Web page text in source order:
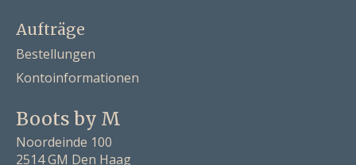
Aufträge
Bestellungen
Kontoinformationen
Boots by M
Noordeinde 100
2514 GM Den Haag